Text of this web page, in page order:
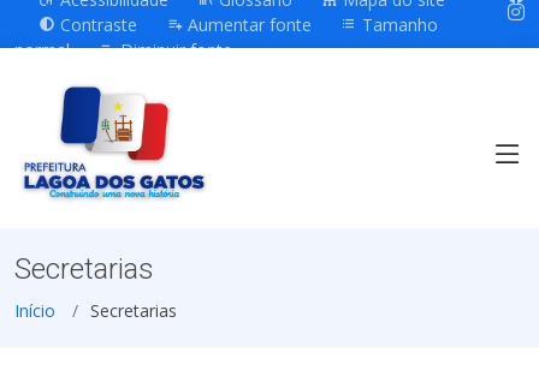
Contraste
Aumentar fonte
Tamanho
normal
Diminuir fonte
Secretarias
Início Secretarias